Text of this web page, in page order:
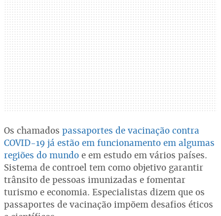
Os chamados passaportes de vacinação contra
COVID-19 já estão em funcionamento em algumas
regiões do mundo e em estudo em vários países.
Sistema de controel tem como objetivo garantir
trânsito de pessoas imunizadas e fomentar
turismo e economia. Especialistas dizem que os
passaportes de vacinação impõem desafios éticos